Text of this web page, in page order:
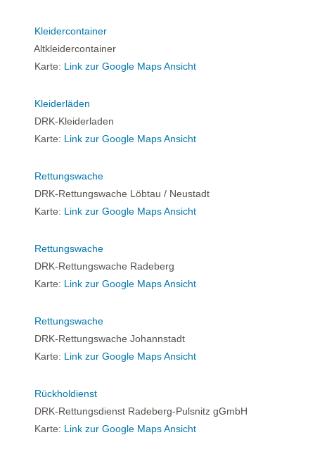
Kleidercontainer
Altkleidercontainer
Karte: Link zur Google Maps Ansicht
Kleiderläden
DRK-Kleiderladen
Karte: Link zur Google Maps Ansicht
Rettungswache
DRK-Rettungswache Löbtau / Neustadt
Karte: Link zur Google Maps Ansicht
Rettungswache
DRK-Rettungswache Radeberg
Karte: Link zur Google Maps Ansicht
Rettungswache
DRK-Rettungswache Johannstadt
Karte: Link zur Google Maps Ansicht
Rückholdienst
DRK-Rettungsdienst Radeberg-Pulsnitz gGmbH
Karte: Link zur Google Maps Ansicht